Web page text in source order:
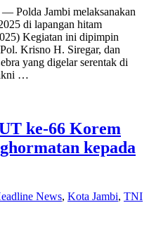
Polda Jambi melaksanakan
di lapangan hitam
Kegiatan ini dipimpin
Krisno H. Siregar, dan
yang digelar serentak di
…
ke-66 Korem
kepada
News, Kota Jambi, TNI